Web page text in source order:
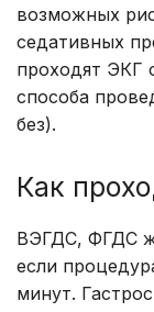
возможных
седативных
проходят ЭКГ
способа
без).
Как
ВЭГДС, ФГДС
если
минут.